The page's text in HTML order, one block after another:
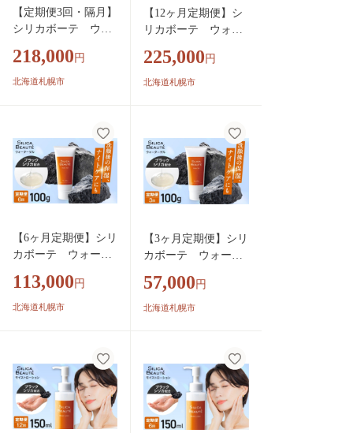
【定期便3回・隔月】
シリカボーテ ウォ
ッサージ パック 美
容 北海道 札幌市
218,000 円
北海道札幌市
【12ヶ月定期便】シ
リカボーテ ウォー
サージ パック 美容
北海道 札幌市
225,000 円
北海道札幌市
【6ヶ月定期便】シリ
カボーテ ウォータ
ージ パック 美容 北
海道 札幌市
113,000 円
北海道札幌市
【3ヶ月定期便】シリ
カボーテ ウォータ
ージ パック 美容 北
海道 札幌市
57,000 円
北海道札幌市